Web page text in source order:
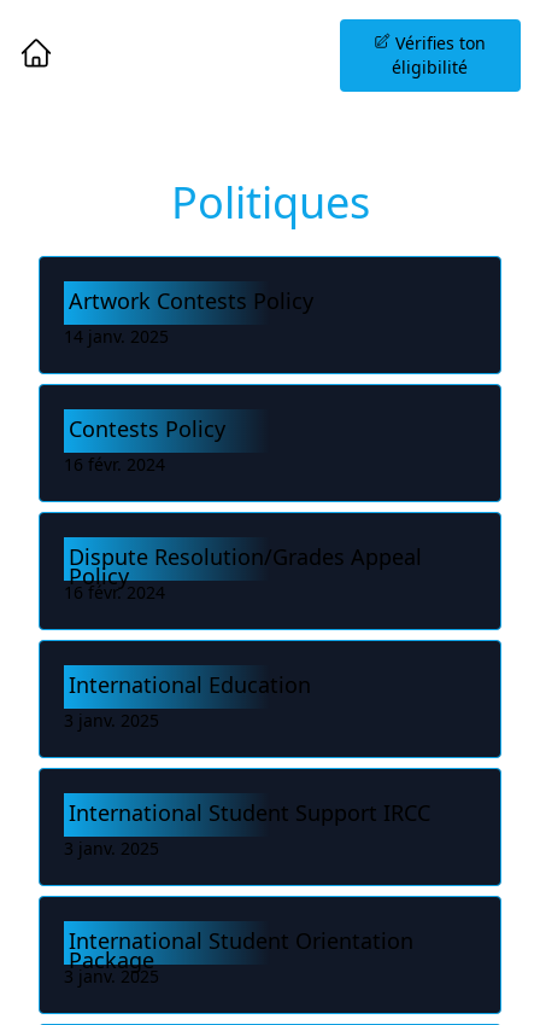
Vérifies ton
éligibilité
Politiques
Artwork Contests Policy
14 janv. 2025
Contests Policy
16 févr. 2024
Dispute Resolution/Grades Appeal
Policy
16 févr. 2024
International Education
3 janv. 2025
International Student Support IRCC
3 janv. 2025
International Student Orientation
Package
3 janv. 2025